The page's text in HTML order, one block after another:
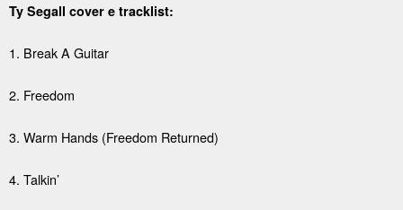
Ty Segall cover e tracklist:
1. Break A Guitar
2. Freedom
3. Warm Hands (Freedom Returned)
4. Talkin’